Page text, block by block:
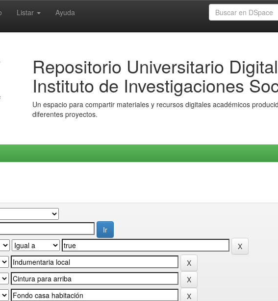
Listar Ayuda
Repositorio Universitario Digital
Instituto de Investigaciones
Un espacio para compartir materiales y recursos digitales académicos
diferentes proyectos.